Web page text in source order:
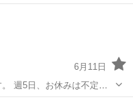
6月11日
週5日、お休みは不定休